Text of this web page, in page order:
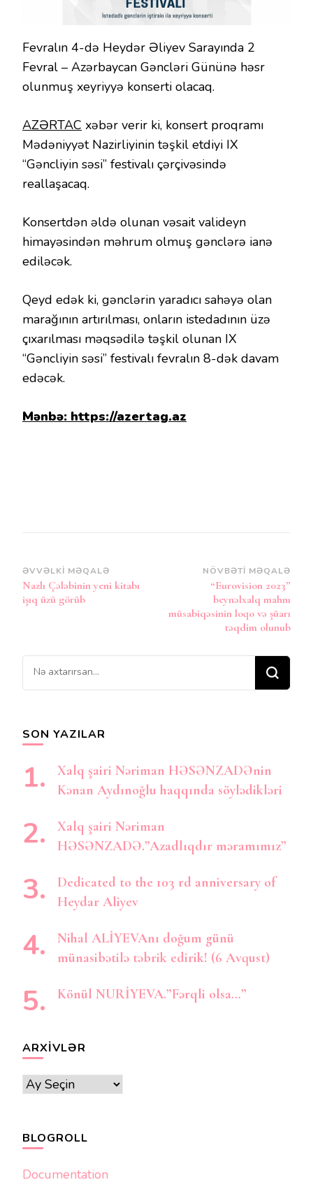
Fevralın 4-də Heydər Əliyev Sarayında 2
Fevral – Azərbaycan Gəncləri Gününə həsr
olunmuş xeyriyyə konserti olacaq.
AZƏRTAC xəbər verir ki, konsert proqramı
Mədəniyyət Nazirliyinin təşkil etdiyi IX
“Gəncliyin səsi” festivalı çərçivəsində
reallaşacaq.
Konsertdən əldə olunan vəsait valideyn
himayəsindən məhrum olmuş gənclərə ianə
ediləcək.
Qeyd edək ki, gənclərin yaradıcı sahəyə olan
marağının artırılması, onların istedadının üzə
çıxarılması məqsədilə təşkil olunan IX
“Gəncliyin səsi” festivalı fevralın 8-dək davam
edəcək.
Mənbə: https://azertag.az
Post
Naviqasiya
ƏVVƏLKI MƏQALƏ
Nazlı Çələbinin yeni kitabı
işıq üzü görüb
NÖVBƏTI MƏQALƏ
“Eurovision 2023”
beynəlxalq mahnı
müsabiqəsinin loqo və şüarı
təqdim olunub
Bir
şey
SON YAZILAR
Xalq şairi Nəriman HƏSƏNZADƏnin
Kənan Aydınoğlu haqqında söylədikləri
Xalq şairi Nəriman
HƏSƏNZADƏ.”Azadlıqdır məramımız”
Dedicated to the 103 rd anniversary of
Heydar Aliyev
Nihal ALİYEVAnı doğum günü
münasibətilə təbrik edirik! (6 Avqust)
Könül NURİYEVA.”Fərqli olsa…”
ARXIVLƏR
Arxivlər
BLOGROLL
Documentation